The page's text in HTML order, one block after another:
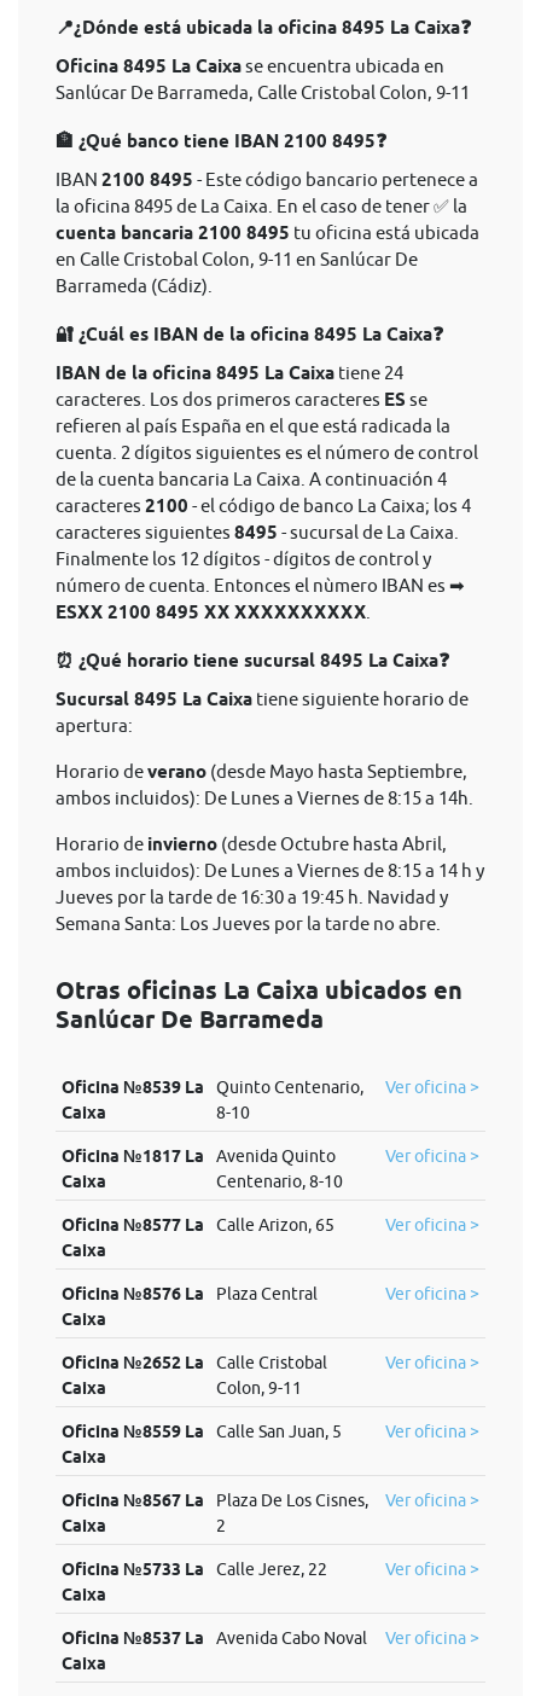
📍¿Dónde está ubicada la oficina 8495 La Caixa❓
Oficina 8495 La Caixase encuentra ubicada en
Sanlúcar De Barrameda, Calle Cristobal Colon, 9-11
🏦 ¿Qué banco tiene IBAN 2100 8495❓
IBAN 2100 8495 - Este código bancario pertenece a
la oficina 8495 de La Caixa. En el caso de tener ✅ la
cuenta bancaria 2100 8495 tu oficina está ubicada
en Calle Cristobal Colon, 9-11 en Sanlúcar De
Barrameda (Cádiz).
🔐 ¿Cuál es IBAN de la oficina 8495 La Caixa❓
IBAN de la oficina 8495 La Caixa tiene 24
caracteres. Los dos primeros caracteres ES se
refieren al país España en el que está radicada la
cuenta. 2 dígitos siguientes es el número de control
de la cuenta bancaria La Caixa. A continuación 4
caracteres 2100 - el código de banco La Caixa; los 4
caracteres siguientes 8495 - sucursal de La Caixa.
Finalmente los 12 dígitos - dígitos de control y
número de cuenta. Entonces el nùmero IBAN es ➡
ESXX 2100 8495 XX XXXXXXXXXX
⏰ ¿Qué horario tiene sucursal 8495 La Caixa❓
Sucursal 8495 La Caixa tiene siguiente horario de
apertura:
Horario deverano (desde Mayo hasta Septiembre,
ambos incluidos): De Lunes a Viernes de 8:15 a 14h.
Horario de invierno (desde Octubre hasta Abril,
ambos incluidos): De Lunes a Viernes de 8:15 a 14 h y
Jueves por la tarde de 16:30 a 19:45 h. Navidad y
Semana Santa: Los Jueves por la tarde no abre.
Otras oficinas La Caixa ubicados en
Sanlúcar De Barrameda
Oficina №8539 La
Caixa
Quinto Centenario,
8-10
Ver oficina >
Oficina №1817 La
Caixa
Avenida Quinto
Centenario, 8-10
Ver oficina >
Oficina №8577 La
Caixa
Calle Arizon, 65 Ver oficina >
Oficina №8576 La
Caixa
Plaza Central Ver oficina >
Oficina №2652 La
Caixa
Calle Cristobal
Colon, 9-11
Ver oficina >
Oficina №8559 La
Caixa
Calle San Juan, 5 Ver oficina >
Oficina №8567 La
Caixa
Plaza De Los Cisnes,
2
Ver oficina >
Oficina №5733 La
Caixa
Calle Jerez, 22 Ver oficina >
Oficina №8537 La
Caixa
Avenida Cabo Noval Ver oficina >